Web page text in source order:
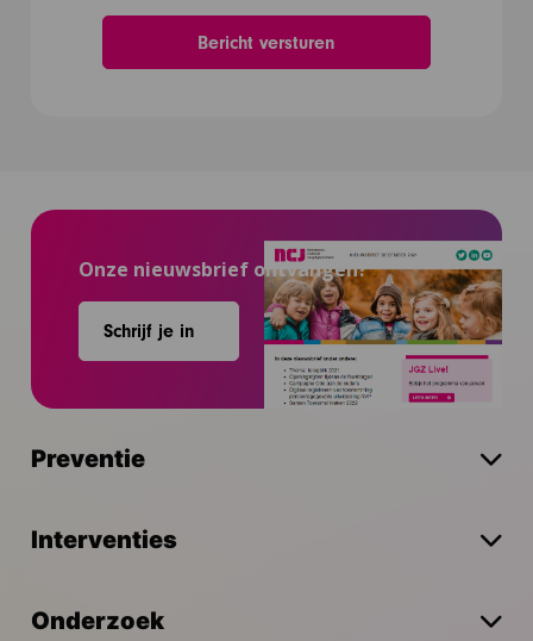
Onze nieuwsbrief ontvangen?
Schrijf je in
Preventie
Interventies
Onderzoek